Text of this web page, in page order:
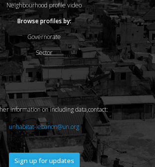
Neighbourhood profile video
Browse profiles by:
Governorate
Sector
information on including data,contact:
unhabitat-lebanon@un.org
Sign up for updates